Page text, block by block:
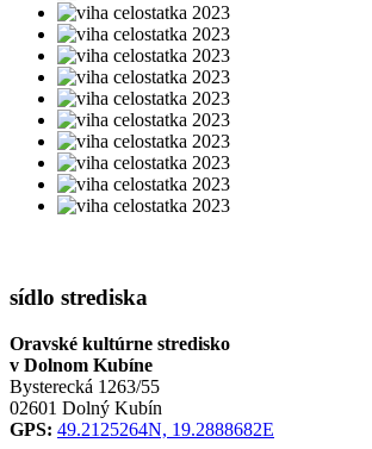
sídlo strediska
Oravské kultúrne stredisko
v Dolnom Kubíne
Bysterecká 1263/55
02601 Dolný Kubín
GPS: 49.2125264N, 19.2888682E